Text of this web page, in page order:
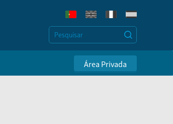
Área Privada